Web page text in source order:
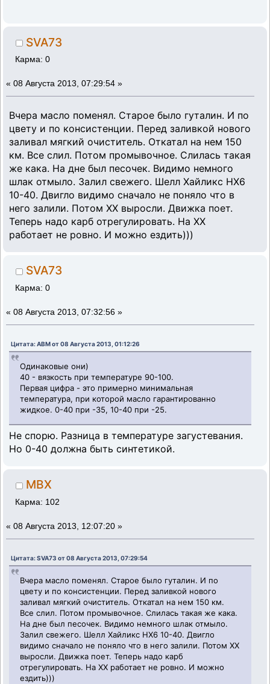
SVA73
Карма: 0
« 08 Августа 2013, 07:29:54 »
Вчера масло поменял. Старое было гуталин. И по
цвету и по консистенции. Перед заливкой нового
заливал мягкий очиститель. Откатал на нем 150
км. Все слил. Потом промывочное. Слилась такая
же кака. На дне был песочек. Видимо немного
шлак отмыло. Залил свежего. Шелл Хайликс НХ6
10-40. Двигло видимо сначало не поняло что в
него залили. Потом ХХ выросли. Движка поет.
Теперь надо карб отрегулировать. На ХХ
работает не ровно. И можно ездить)))
SVA73
Карма: 0
« 08 Августа 2013, 07:32:56 »
Цитата: ABM от 08 Августа 2013, 01:12:26
Одинаковые они)
40 - вязкость при температуре 90-100.
Первая цифра - это примерно минимальная
температура, при которой масло гарантированно
жидкое. 0-40 при -35, 10-40 при -25.
Не спорю. Разница в температуре загустевания.
Но 0-40 должна быть синтетикой.
MBX
Карма: 102
« 08 Августа 2013, 12:07:20 »
Цитата: SVA73 от 08 Августа 2013, 07:29:54
Вчера масло поменял. Старое было гуталин. И по
цвету и по консистенции. Перед заливкой нового
заливал мягкий очиститель. Откатал на нем 150 км.
Все слил. Потом промывочное. Слилась такая же кака.
На дне был песочек. Видимо немного шлак отмыло.
Залил свежего. Шелл Хайликс НХ6 10-40. Двигло
видимо сначало не поняло что в него залили. Потом ХХ
выросли. Движка поет. Теперь надо карб
отрегулировать. На ХХ работает не ровно. И можно
ездить)))